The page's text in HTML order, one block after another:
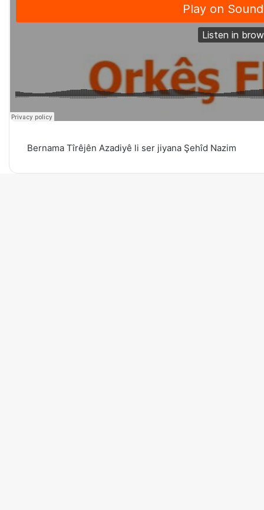
Bernama Tîrêjên Azadiyê li ser jiyana Şehîd Nazim